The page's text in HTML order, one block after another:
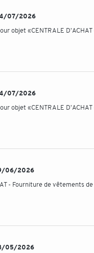
07/2026
objet «CENTRALE
07/2026
objet «CENTRALE
06/2026
- Fourniture de vêtements
05/2026